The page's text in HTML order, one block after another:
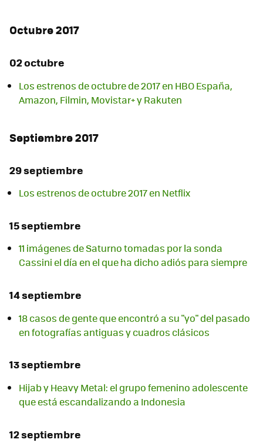
Octubre 2017
02 octubre
Los estrenos de octubre de 2017 en HBO España,
Amazon, Filmin, Movistar+ y Rakuten
Septiembre 2017
29 septiembre
Los estrenos de octubre 2017 en Netflix
15 septiembre
11 imágenes de Saturno tomadas por la sonda
Cassini el día en el que ha dicho adiós para siempre
14 septiembre
18 casos de gente que encontró a su "yo" del pasado
en fotografías antiguas y cuadros clásicos
13 septiembre
Hijab y Heavy Metal: el grupo femenino adolescente
que está escandalizando a Indonesia
12 septiembre